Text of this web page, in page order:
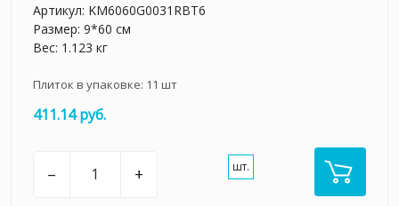
Артикул: KM6060G0031RBT6
Размер: 9*60 см
Вес: 1.123 кг
Плиток в упаковке: 11 шт
411.14 руб.
– + шт.